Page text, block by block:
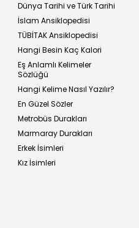
Dünya Tarihi ve Türk Tarihi
İslam Ansiklopedisi
TÜBİTAK Ansiklopedisi
Hangi Besin Kaç Kalori
Eş Anlamlı Kelimeler
Sözlüğü
Hangi Kelime Nasıl Yazılır?
En Güzel Sözler
Metrobüs Durakları
Marmaray Durakları
Erkek İsimleri
Kız İsimleri